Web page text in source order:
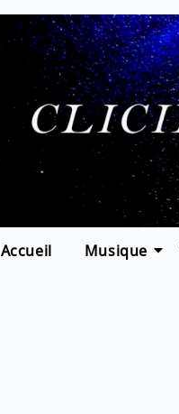
Accueil Musique